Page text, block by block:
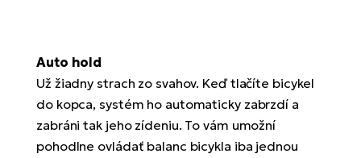
Auto hold
Už žiadny strach zo svahov. Keď tlačíte bicykel
do kopca, systém ho automaticky zabrzdí a
zabráni tak jeho zídeniu. To vám umožní
pohodlne ovládať balanc bicykla iba jednou